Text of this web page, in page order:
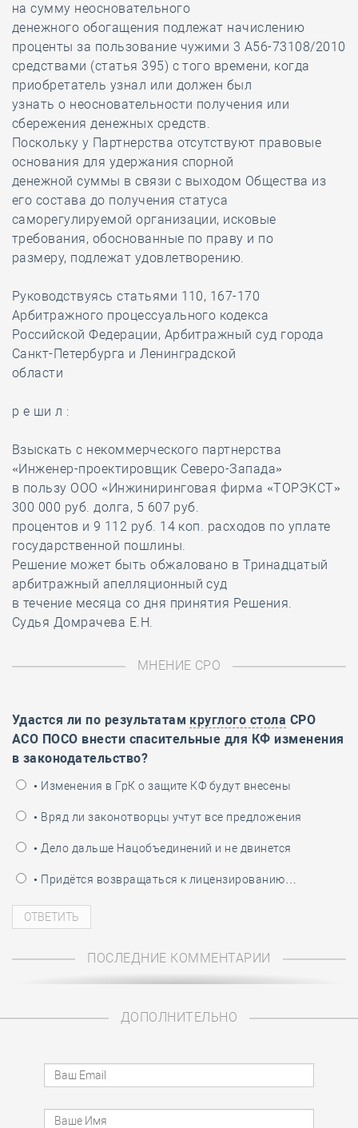
на сумму неосновательного
денежного обогащения подлежат начислению
проценты за пользование чужими 3 А56-73108/2010
средствами (статья 395) с того времени, когда
приобретатель узнал или должен был
узнать о неосновательности получения или
сбережения денежных средств.
Поскольку у Партнерства отсутствуют правовые
основания для удержания спорной
денежной суммы в связи с выходом Общества из
его состава до получения статуса
саморегулируемой организации, исковые
требования, обоснованные по праву и по
размеру, подлежат удовлетворению.
Руководствуясь статьями 110, 167-170
Арбитражного процессуального кодекса
Российской Федерации, Арбитражный суд города
Санкт-Петербурга и Ленинградской
области
р е ши л :
Взыскать с некоммерческого партнерства
«Инженер-проектировщик Северо-Запада»
в пользу ООО «Инжиниринговая фирма «ТОРЭКСТ»
300 000 руб. долга, 5 607 руб.
процентов и 9 112 руб. 14 коп. расходов по уплате
государственной пошлины.
Решение может быть обжаловано в Тринадцатый
арбитражный апелляционный суд
в течение месяца со дня принятия Решения.
Судья Домрачева Е.Н.
МНЕНИЕ СРО
Удастся ли по результатам круглого стола СРО
АСО ПОСО внести спасительные для КФ изменения
в законодательство?
• Изменения в ГрК о защите КФ будут внесены
• Вряд ли законотворцы учтут все предложения
• Дело дальше Нацобъединений и не двинется
• Придётся возвращаться к лицензированию…
ПОСЛЕДНИЕ КОММЕНТАРИИ
ДОПОЛНИТЕЛЬНО